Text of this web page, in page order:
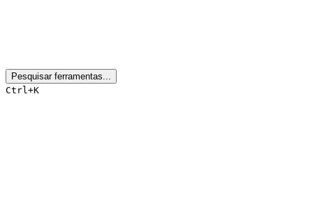
Pesquisar ferramentas...
Ctrl+K